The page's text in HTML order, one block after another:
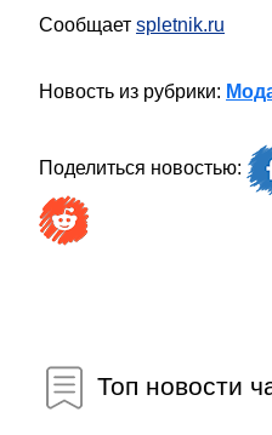
Сообщает spletnik.ru
Новость из рубрики:
Поделиться новостью:
Топ новости